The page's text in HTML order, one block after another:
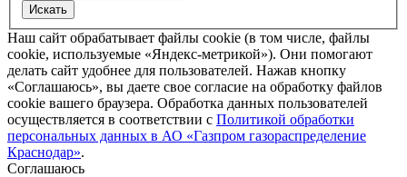
Наш сайт обрабатывает файлы cookie (в том числе, файлы
cookie, используемые «Яндекс-метрикой»). Они помогают
делать сайт удобнее для пользователей. Нажав кнопку
«Соглашаюсь», вы даете свое согласие на обработку файлов
cookie вашего браузера. Обработка данных пользователей
осуществляется в соответствии с Политикой обработки
персональных данных в АО «Газпром газораспределение
Краснодар».
Соглашаюсь